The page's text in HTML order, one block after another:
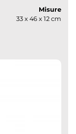
Misure
33 x 46 x 12 cm